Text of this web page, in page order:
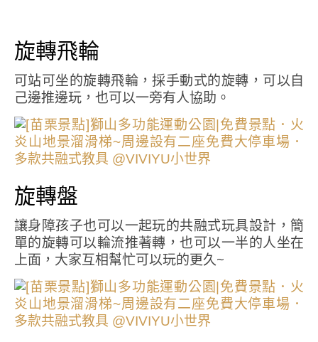
旋轉飛輪
可站可坐的旋轉飛輪，採手動式的旋轉，可以自
己邊推邊玩，也可以一旁有人協助。
旋轉盤
讓身障孩子也可以一起玩的共融式玩具設計，簡
單的旋轉可以輪流推著轉，也可以一半的人坐在
上面，大家互相幫忙可以玩的更久~